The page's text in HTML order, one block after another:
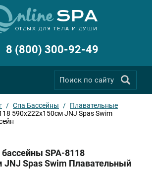
ОТДЫХ ДЛЯ ТЕЛА И ДУШИ
8 (800) 300-92-49
/ Спа Бассейны / Плавательные
590х222х150см JNJ Spas Swim
SPA-8118
JNJ Spas Swim Плавательный